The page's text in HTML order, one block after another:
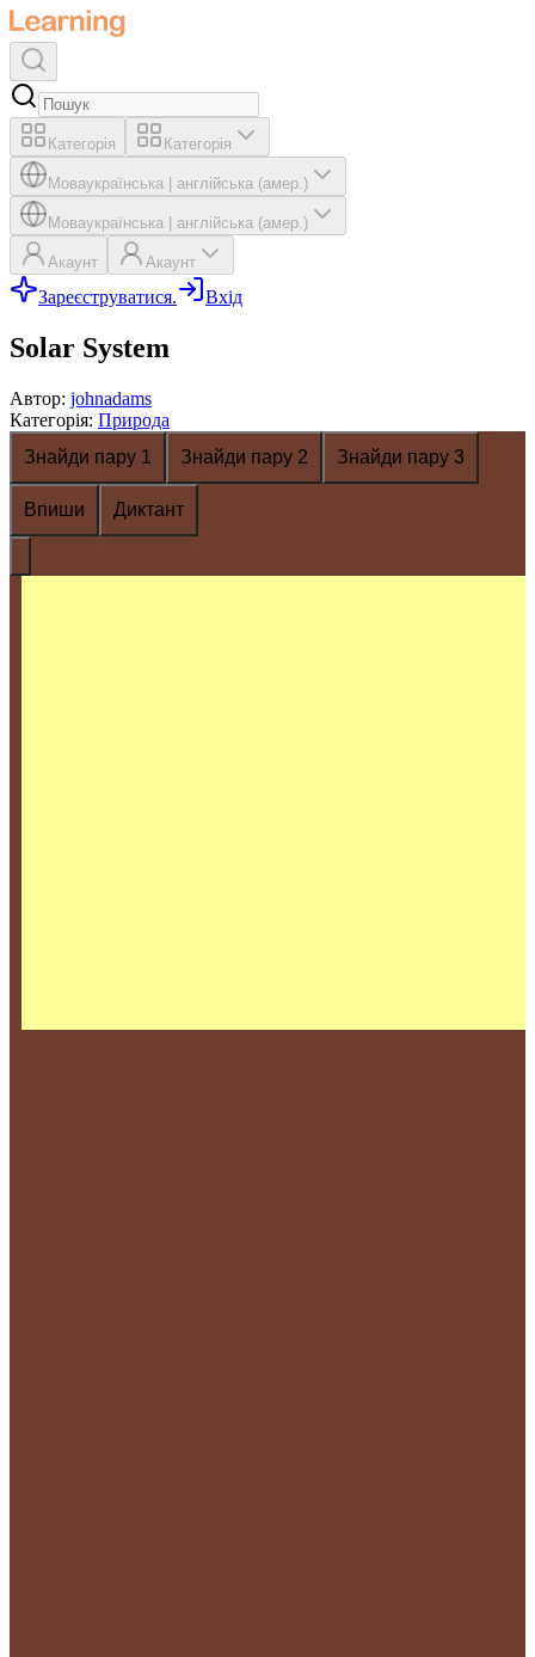
Категорія Категорія
Моваукраїнська англійська (амер.)
Моваукраїнська англійська (амер.)
Акаунт Акаунт
Зареєструватися. Вхід
Solar System
Автор: johnadams
Категорія: Природа
Знайди пару 1
Знайди пару 2 Знайди пару 3
Впиши Диктант